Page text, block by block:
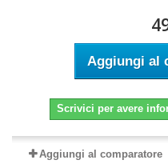
Aggiungi al
Scrivici per avere
Aggiungi al comparatore